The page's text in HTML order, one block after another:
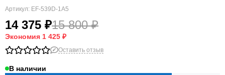
Артикул: EF-539D-1A5
14 375 ₽15 800 ₽
Экономия 1 425 ₽
Оставить отзыв
В наличии